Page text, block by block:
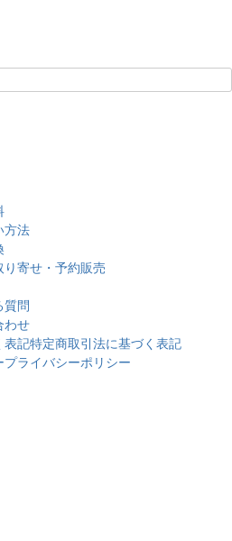
方法
り寄せ・予約販売
質問
わせ
特定商取引法に基づく表記
プライバシーポリシー